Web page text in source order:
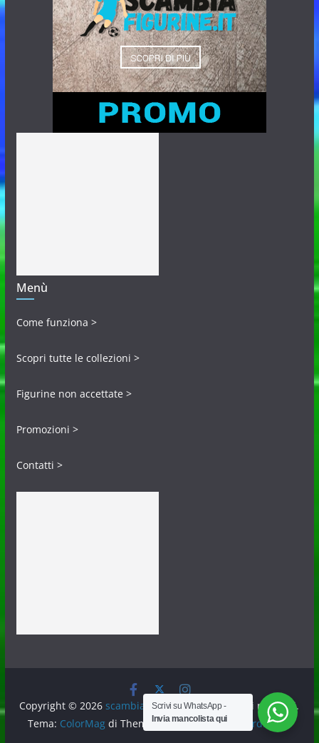
Menù
Come funziona >
Scopri tutte le collezioni >
Figurine non accettate >
Promozioni >
Contatti >
Copyright © 2026scambiafigurine.it. Tutti i diritti riservati.
Tema: ColorMagdi ThemeGrill. Powered by WordPress .
Scrivi su WhatsApp -
Invia mancolista qui